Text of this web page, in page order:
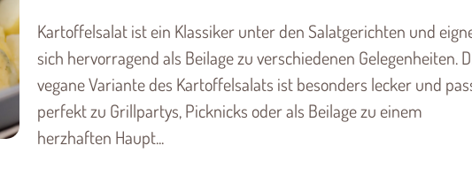
Kartoffelsalat ist ein Klassiker unter den Salatgerichten und
sich hervorragend als Beilage zu verschiedenen Gelegenheiten.
vegane Variante des Kartoffelsalats ist besonders lecker und
perfekt zu Grillpartys, Picknicks oder als Beilage zu einem
herzhaften Haupt...